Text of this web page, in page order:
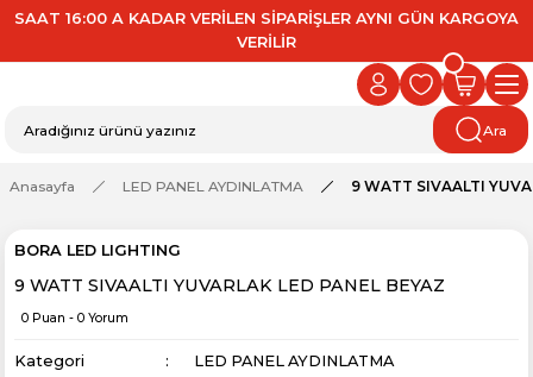
SAAT 16:00 A KADAR VERİLEN SİPARİŞLER AYNI GÜN KARGOYA
VERİLİR
Ara
Anasayfa LED PANEL AYDINLATMA 9 WATT SIVAALTI
BORA LED LIGHTING
9 WATT SIVAALTI YUVARLAK LED PANEL BEYAZ
0 Puan - 0 Yorum
Kategori
LED PANEL AYDINLATMA